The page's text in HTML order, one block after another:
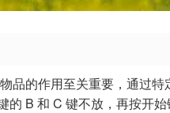
品的作用至关重要，通过
的 B 和 C 键不放，再按开